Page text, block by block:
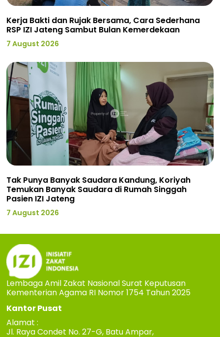
Kerja Bakti dan Rujak Bersama, Cara Sederhana
RSP IZI Jateng Sambut Bulan Kemerdekaan
7 August 2026
Tak Punya Banyak Saudara Kandung, Koriyah
Temukan Banyak Saudara di Rumah Singgah
Pasien IZI Jateng
7 August 2026
Lembaga Amil Zakat Nasional Surat Keputusan
Kementerian Agama RI Nomor 1754 Tahun 2025
Kantor Pusat
Alamat :
Jl. Raya Condet No. 27-G, Batu Ampar,